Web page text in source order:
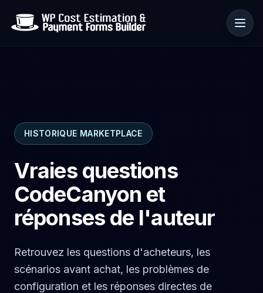
Ressources
🇫🇷
HISTORIQUE MARKETPLACE
Vraies questions
CodeCanyon et
réponses de l'auteur
Retrouvez les questions d'acheteurs, les
scénarios avant achat, les problèmes de
configuration et les réponses directes de